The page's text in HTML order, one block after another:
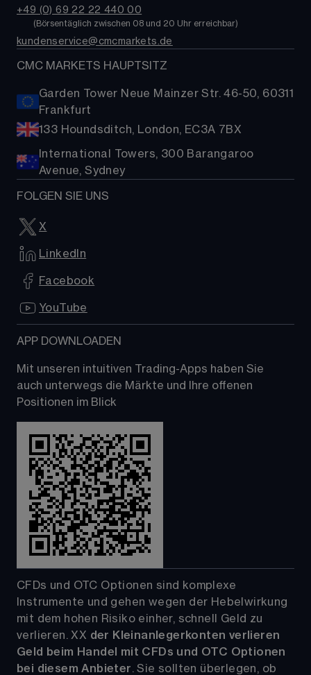
ETFs
Kryptowährungen
Aktien-Baskets
MetaTrader 4 (MT4)
FAQs
Hilfe
Presse
+49 (0) 69 22 22 440 00
        (
Börsentäglich zwischen 08 und 20 Uhr erreichbar)
kundenservice@cmcmarkets.de
CMC MARKETS HAUPTSITZ
Garden Tower Neue Mainzer Str. 46-50, 60311
Frankfurt
133 Houndsditch, London, EC3A 7BX
International Towers, 300 Barangaroo
Avenue, Sydney
FOLGEN SIE UNS
X
LinkedIn
Facebook
YouTube
APP DOWNLOADEN
Mit unseren intuitiven Trading-Apps haben Sie
auch unterwegs die Märkte und Ihre offenen
Positionen im Blick
CFDs und OTC Optionen sind komplexe
Instrumente und gehen wegen der Hebelwirkung
mit dem hohen Risiko einher, schnell Geld zu
verlieren. XX der Kleinanlegerkonten verlieren
Geld beim Handel mit CFDs und OTC Optionen
bei diesem Anbieter. Sie sollten überlegen, ob